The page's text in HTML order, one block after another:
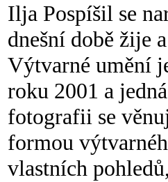
Ilja Pospíšil se
dnešní době žije
Výtvarné umění
roku 2001 a
fotografii se
formou
vlastních